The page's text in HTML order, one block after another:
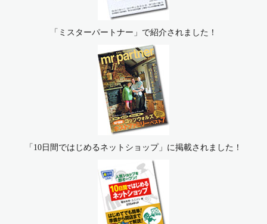
「ミスターパートナー」で紹介されました！
「10日間ではじめるネットショップ」に掲載されました！